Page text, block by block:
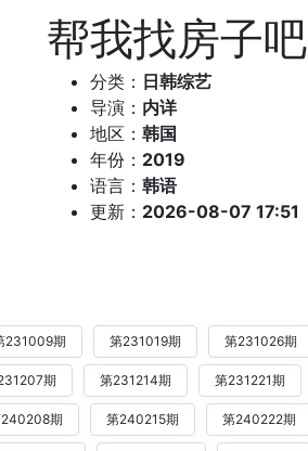
帮我找房子吧
分类： 日韩综艺
导演： 内详
地区： 韩国
年份： 2019
语言： 韩语
更新： 2026-08-07 17:51
231009期 第231019期 第231026期
期 第231214期 第231221期
期 第240215期 第240222期